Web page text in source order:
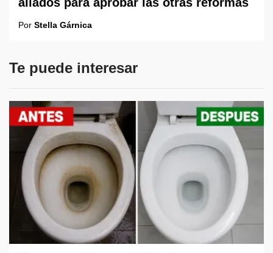
Por Stella Gárnica
Te puede interesar